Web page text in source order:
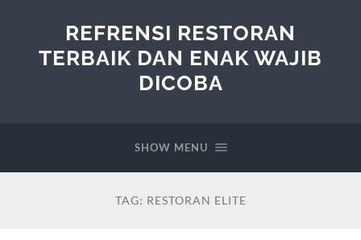
REFRENSI RESTORAN
TERBAIK DAN ENAK WAJIB
DICOBA
SHOW MENU
TAG: RESTORAN ELITE